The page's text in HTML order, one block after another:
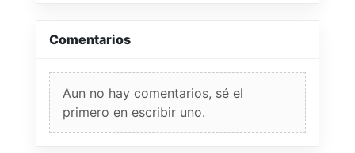
Comentarios
Aun no hay comentarios, sé el
primero en escribir uno.